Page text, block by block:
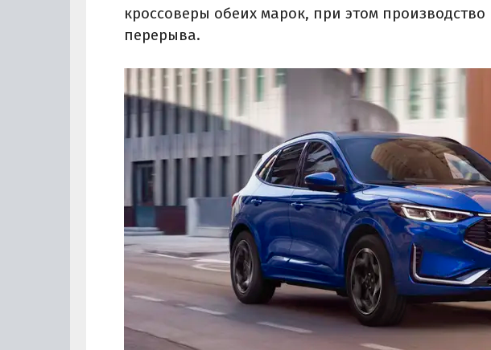
кроссоверы обеих марок, при этом
перерыва.